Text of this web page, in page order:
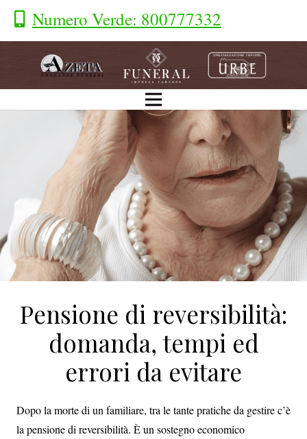
Numero Verde: 800777332
Pensione di reversibilità:
domanda, tempi ed
errori da evitare
Dopo la morte di un familiare, tra le tante pratiche da gestire c’è
la pensione di reversibilità. È un sostegno economico